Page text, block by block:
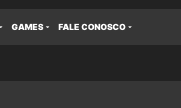
GAMES FALE CONOSCO